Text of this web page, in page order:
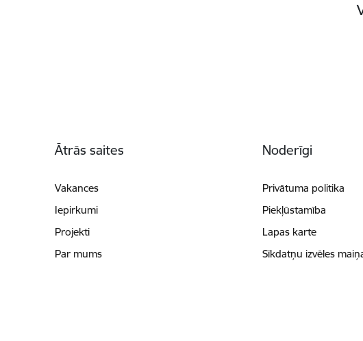
Ātrās saites
Vakances
Iepirkumi
Projekti
Par mums
Noderīgi
Privātuma politika
Piekļūstamība
Lapas karte
Sīkdatņu izvēles